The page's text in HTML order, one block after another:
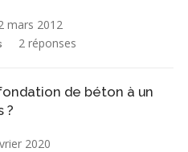
mars 2012
2 réponses
de béton à un
?
2020